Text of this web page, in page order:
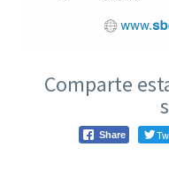
Comparte
Share